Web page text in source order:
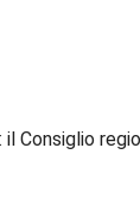
Consiglio